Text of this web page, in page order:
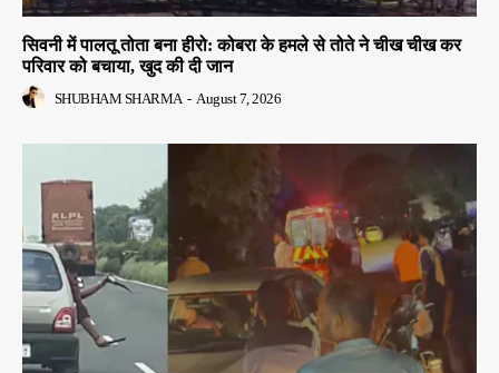
सिवनी में पालतू तोता बना हीरो: कोबरा के हमले से तोते ने चीख चीख कर
परिवार को बचाया, खुद की दी जान
SHUBHAM SHARMA - August 7, 2026